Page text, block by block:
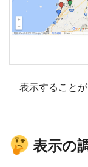
表示することが
表示の